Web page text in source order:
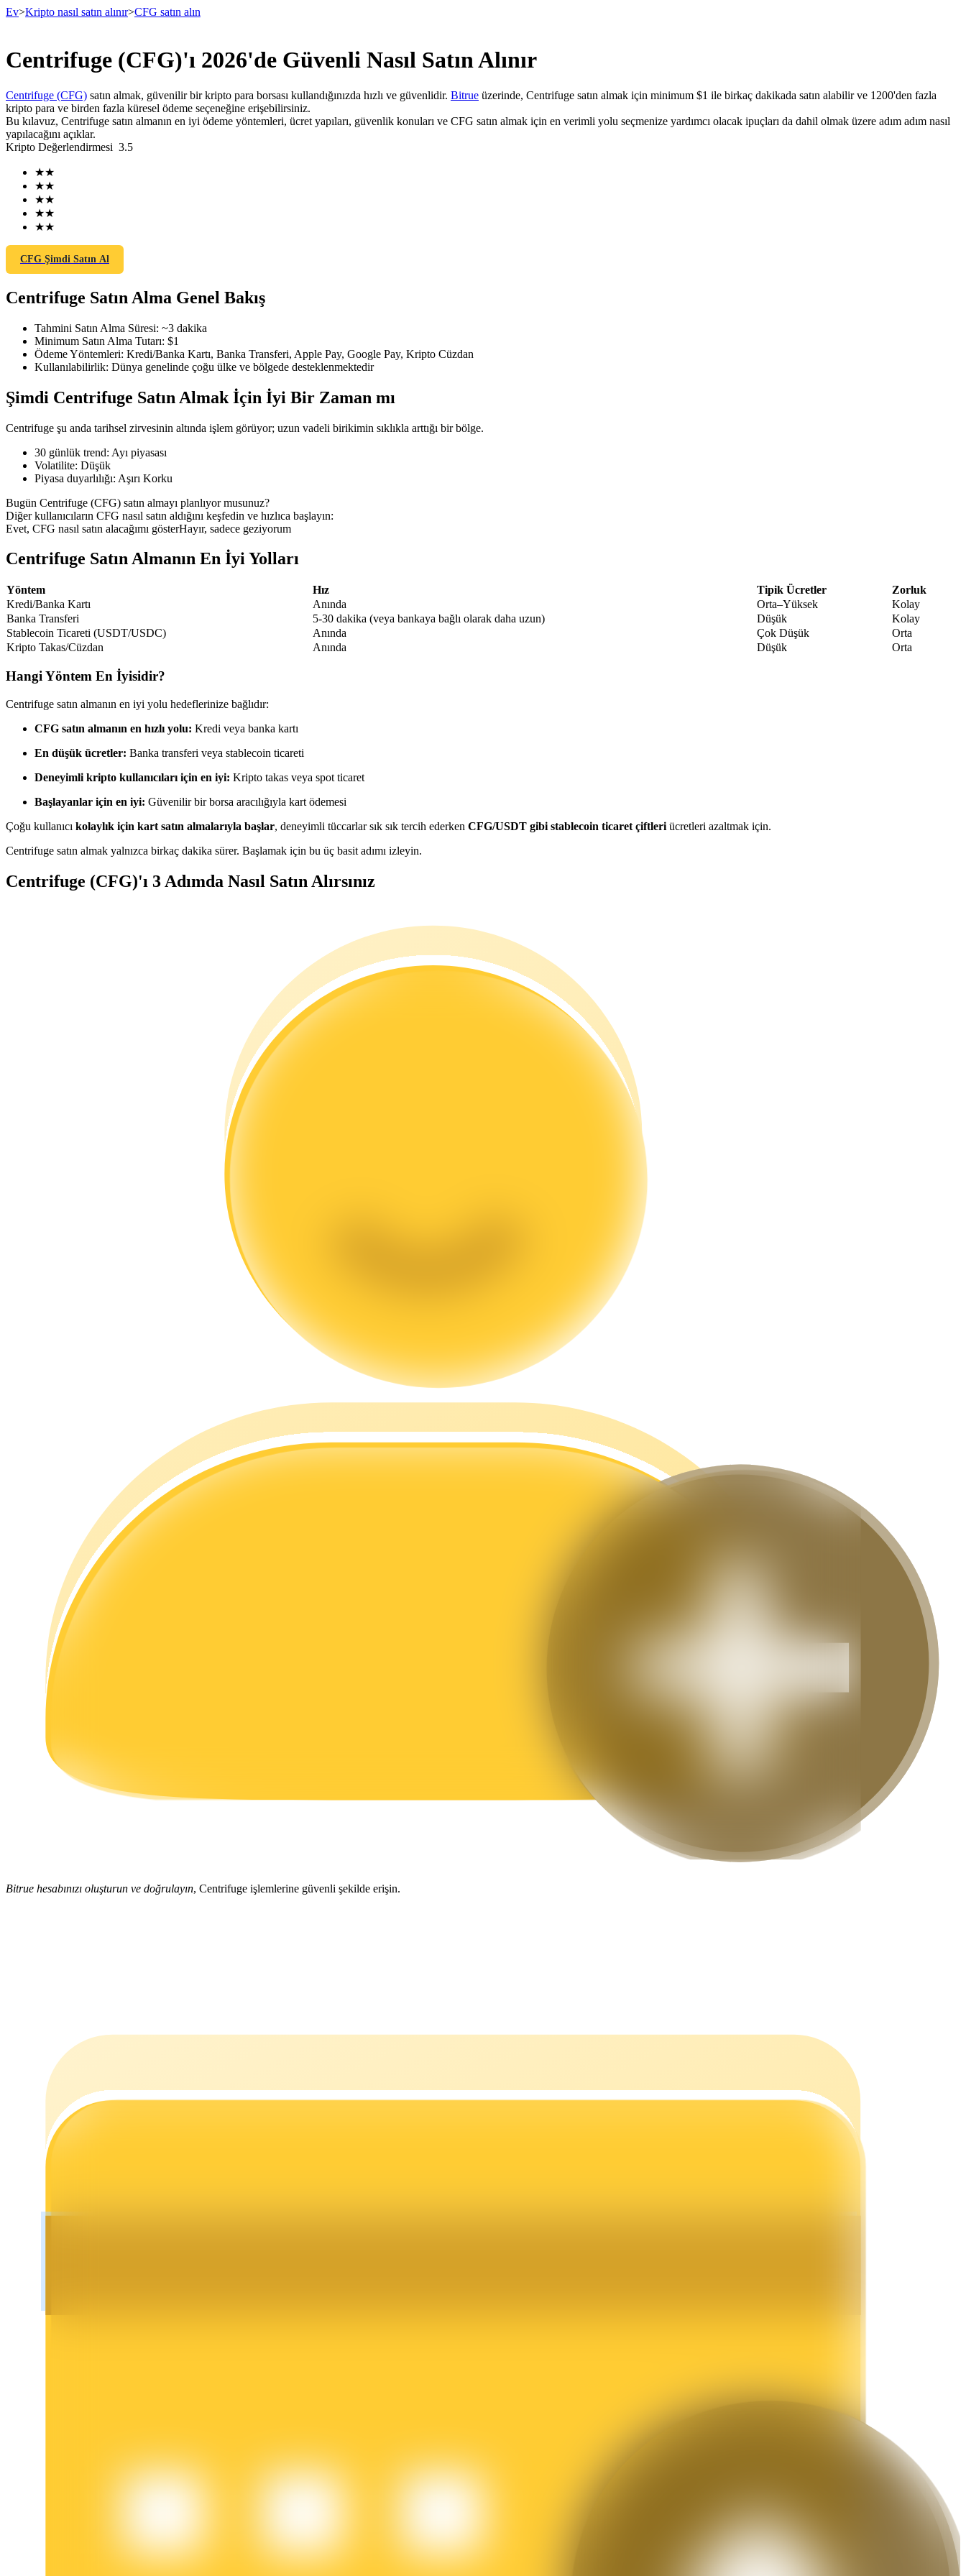
Vadeli İşlemler
USDT Vadeli İşlemleri
TradFi
Hisse senetleri, döviz, değerli metaller ve emtia türevleri
USDC Vadeli İşlemleri
Kopya Ticaret
En iyi traderlarla güçlerinizi birleştirin
Kâr paylaşımı ve kopya ticaret komisyonlarının tadını çıkarın
Ticaret bilgileri vb. dahil olmak üzere büyük veri analizi.
Nasıl kârlı kalabileceğinizi öğrenin
Power Piggy
Launchpool
Popüler token'lar kazanmak için esnek staking
Ev>Kripto nasıl satın alınır>CFG satın alın
Centrifuge (CFG)'ı 2026'de Güvenli Nasıl Satın Alınır
Centrifuge (CFG) satın almak, güvenilir bir kripto para borsası kullandığınızda hızlı ve güvenlidir. Bitrue üzerinde, Centrifuge satın almak için minimum $1 ile birkaç dakikada satın alabilir ve 1200'den fazla
kripto para ve birden fazla küresel ödeme seçeneğine erişebilirsiniz.
Bu kılavuz, Centrifuge satın almanın en iyi ödeme yöntemleri, ücret yapıları, güvenlik konuları ve CFG satın almak için en verimli yolu seçmenize yardımcı olacak ipuçları da dahil olmak üzere adım adım nasıl
yapılacağını açıklar.
Kripto Değerlendirmesi 3.5
★★
★★
★★
★★
★★
CFG Şimdi Satın Al
Centrifuge Satın Alma Genel Bakış
Tahmini Satın Alma Süresi: ~3 dakika
Minimum Satın Alma Tutarı: $1
Ödeme Yöntemleri: Kredi/Banka Kartı, Banka Transferi, Apple Pay, Google Pay, Kripto Cüzdan
Kullanılabilirlik: Dünya genelinde çoğu ülke ve bölgede desteklenmektedir
Şimdi Centrifuge Satın Almak İçin İyi Bir Zaman mı
Centrifuge şu anda tarihsel zirvesinin altında işlem görüyor; uzun vadeli birikimin sıklıkla arttığı bir bölge.
30 günlük trend: Ayı piyasası
Volatilite: Düşük
Piyasa duyarlılığı: Aşırı Korku
Bugün Centrifuge (CFG) satın almayı planlıyor musunuz?
Diğer kullanıcıların CFG nasıl satın aldığını keşfedin ve hızlıca başlayın:
Evet, CFG nasıl satın alacağımı gösterHayır, sadece geziyorum
Centrifuge Satın Almanın En İyi Yolları
Yöntem Hız Tipik Ücretler
Zorluk
Kredi/Banka Kartı
Anında Orta–Yüksek
Kolay
Banka Transferi
5-30 dakika (veya bankaya bağlı olarak daha uzun) Düşük
Kolay
Stablecoin Ticareti (USDT/USDC)
Anında Çok Düşük
Orta
Kripto Takas/Cüzdan
Anında Düşük Orta
Hangi Yöntem En İyisidir?
Centrifuge satın almanın en iyi yolu hedeflerinize bağlıdır:
CFG satın almanın en hızlı yolu: Kredi veya banka kartı
En düşük ücretler: Banka transferi veya stablecoin ticareti
Deneyimli kripto kullanıcıları için en iyi: Kripto takas veya spot ticaret
Başlayanlar için en iyi: Güvenilir bir borsa aracılığıyla kart ödemesi
Çoğu kullanıcı kolaylık için kart satın almalarıyla başlar, deneyimli tüccarlar sık sık tercih ederken CFG/USDT gibi stablecoin ticaret çiftleri ücretleri azaltmak için.
Centrifuge satın almak yalnızca birkaç dakika sürer. Başlamak için bu üç basit adımı izleyin.
Centrifuge (CFG)'ı 3 Adımda Nasıl Satın Alırsınız
Bitrue hesabınızı oluşturun ve doğrulayın, Centrifuge işlemlerine güvenli şekilde erişin.